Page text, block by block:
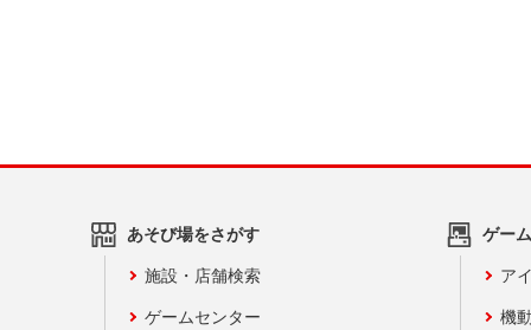
あそび場をさがす
施設・店舗検索
ゲームセンター
ゲー
ア
機